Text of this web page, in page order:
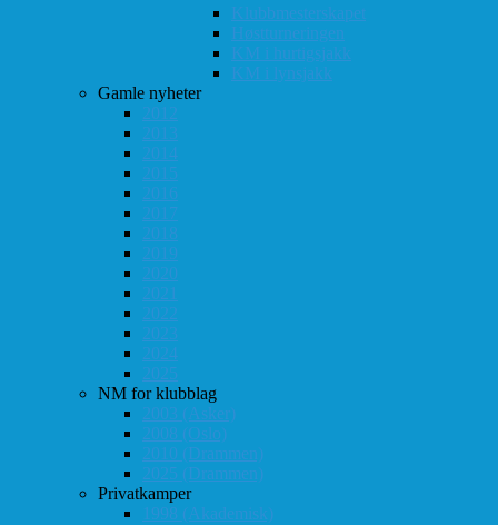
Klubbmesterskapet
Høstturneringen
KM i hurtigsjakk
KM i lynsjakk
Gamle nyheter
2012
2013
2014
2015
2016
2017
2018
2019
2020
2021
2022
2023
2024
2025
NM for klubblag
2003 (Asker)
2008 (Oslo)
2010 (Drammen)
2025 (Drammen)
Privatkamper
1998 (Akademisk)